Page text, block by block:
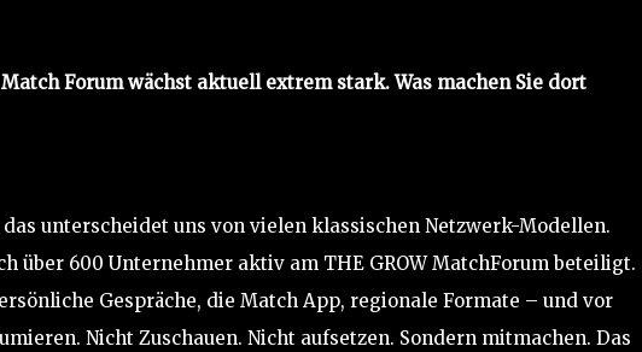
Match Forum wächst aktuell extrem stark. Was machen Sie dort
unterscheidet uns von vielen klassischen Netzwerk-Modellen.
über 600 Unternehmer aktiv am THE GROW MatchForum beteiligt.
Gespräche, die Match App, regionale Formate – und vor
Nicht Zuschauen. Nicht aufsetzen. Sondern mitmachen. Das